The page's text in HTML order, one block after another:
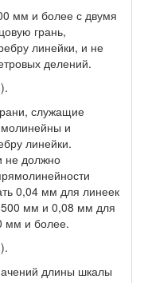
мм и более с двумя
грань,
линейки, и не
делений.
служащие
и
линейки.
не должно
0,04 мм для линеек
мм и 0,08 мм для
мм и более.
длины шкалы